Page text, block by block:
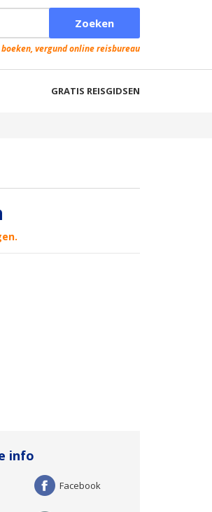
vergund online reisbureau
GRATIS REISGIDSEN
info
Facebook